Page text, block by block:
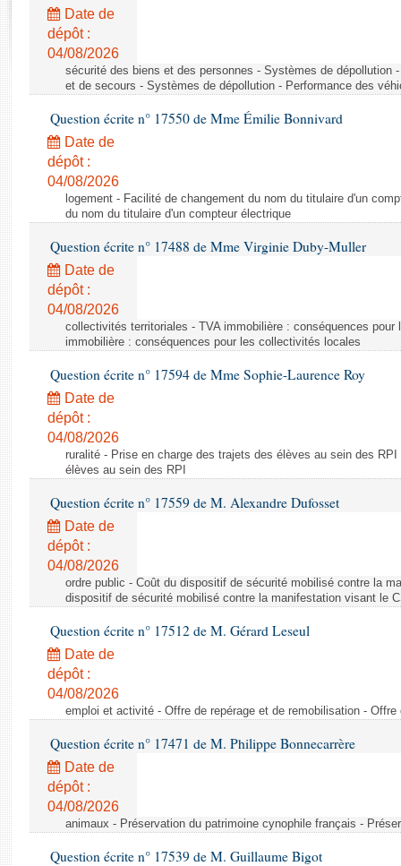
Rapports législatifs
Rapports sur l'application des lois
Baromètre de l’application des lois
Dossiers législatifs
Budget et sécurité sociale
Questions écrites et orales
Comptes rendus des débats
Date de
dépôt :
04/08/2026
sécurité des biens et des personnes - Systèmes de dépollution
et de secours - Systèmes de dépollution - Performance des
Question écrite n° 17550 de Mme Émilie Bonnivard
Date de
dépôt :
04/08/2026
logement - Facilité de changement du nom du titulaire d'un
du nom du titulaire d'un compteur électrique
Question écrite n° 17488 de Mme Virginie Duby-Muller
Date de
dépôt :
04/08/2026
collectivités territoriales - TVA immobilière : conséquences
immobilière : conséquences pour les collectivités locales
Question écrite n° 17594 de Mme Sophie-Laurence Roy
Date de
dépôt :
04/08/2026
ruralité - Prise en charge des trajets des élèves au sein des
élèves au sein des RPI
Question écrite n° 17559 de M. Alexandre Dufosset
Date de
dépôt :
04/08/2026
ordre public - Coût du dispositif de sécurité mobilisé contre la
dispositif de sécurité mobilisé contre la manifestation visant le
Question écrite n° 17512 de M. Gérard Leseul
Date de
dépôt :
04/08/2026
emploi et activité - Offre de repérage et de remobilisation -
Question écrite n° 17471 de M. Philippe Bonnecarrère
Date de
dépôt :
04/08/2026
animaux - Préservation du patrimoine cynophile français -
Question écrite n° 17539 de M. Guillaume Bigot